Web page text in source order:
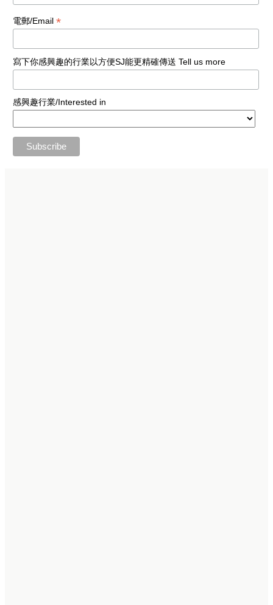
電郵/Email *
寫下你感興趣的行業以方便SJ能更精確傳送 Tell us more
感興趣行業/Interested in